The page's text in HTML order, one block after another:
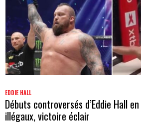
EDDIE HALL
Débuts controversés d’Eddie Hall
illégaux, victoire éclair